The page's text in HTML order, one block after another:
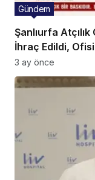
Şanlıurfa
İhraç Edildi,
Gündem
3 ay önce